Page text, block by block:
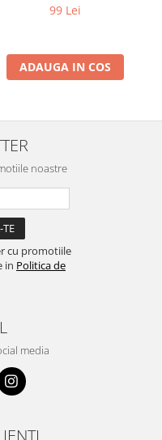
99 Lei
ADAUGA IN COS
noastre
cu promotiile
in Politica de
media